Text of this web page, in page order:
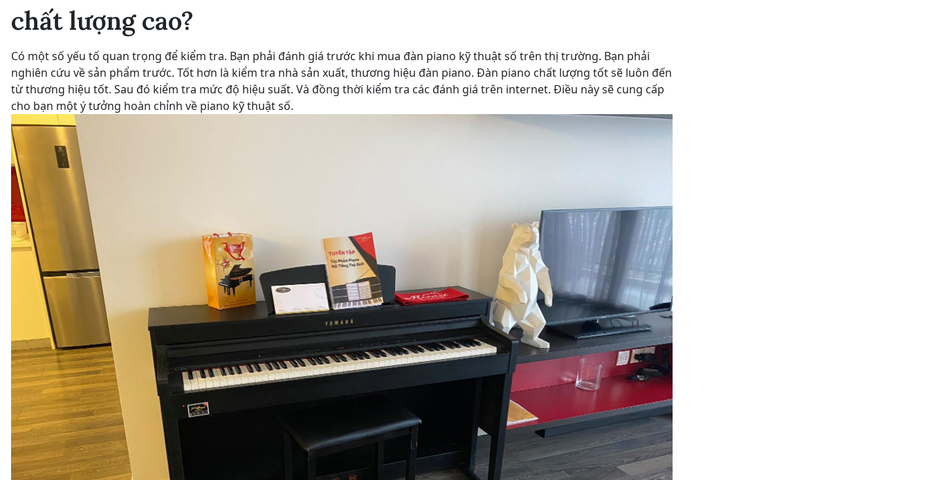
chất lượng cao?
Có một số yếu tố quan trọng để kiểm tra. Bạn phải đánh giá trước khi mua đàn piano kỹ thuật số trên thị trường. Bạn phải
nghiên cứu về sản phẩm trước. Tốt hơn là kiểm tra nhà sản xuất, thương hiệu đàn piano. Đàn piano chất lượng tốt sẽ luôn đến
từ thương hiệu tốt. Sau đó kiểm tra mức độ hiệu suất. Và đồng thời kiểm tra các đánh giá trên internet. Điều này sẽ cung cấp
cho bạn một ý tưởng hoàn chỉnh về piano kỹ thuật số.